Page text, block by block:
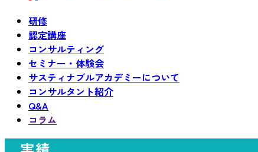
研修
認定講座
コンサルティング
セミナー・体験会
サスティナブルアカデミーについて
コンサルタント紹介
Q&A
コラム